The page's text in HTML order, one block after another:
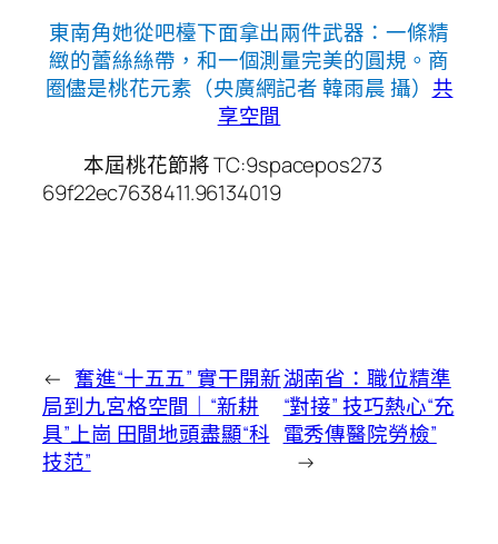
東南角她從吧檯下面拿出兩件武器：一條精
緻的蕾絲絲帶，和一個測量完美的圓規。商
圈儘是桃花元素（央廣網記者 韓雨晨 攝） 共
享空間
本屆桃花節將 TC:9spacepos273
69f22ec7638411.96134019
← 奮進“十五五” 實干開新
局到九宮格空間｜“新耕
具”上崗 田間地頭盡顯“科
技范”
湖南省：職位精準
“對接” 技巧熱心“充
電秀傳醫院勞檢”
→